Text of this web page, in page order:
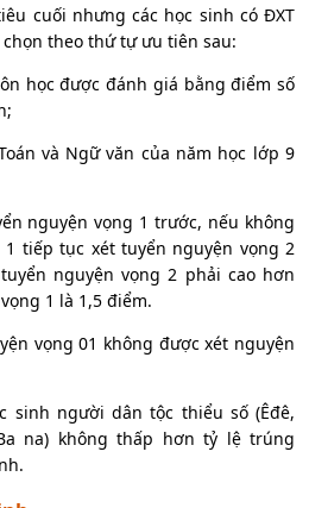
cuối nhưng các học sinh có ĐXT
theo thứ tự ưu tiên sau:
học được đánh giá bằng điểm số
và Ngữ văn của năm học lớp 9
nguyện vọng 1 trước, nếu không
tiếp tục xét tuyển nguyện vọng 2
nguyện vọng 2 phải cao hơn
1 là 1,5 điểm.
vọng 01 không được xét nguyện
sinh người dân tộc thiểu số (Êđê,
na) không thấp hơn tỷ lệ trúng